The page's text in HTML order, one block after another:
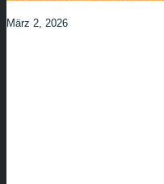
März 2, 2026